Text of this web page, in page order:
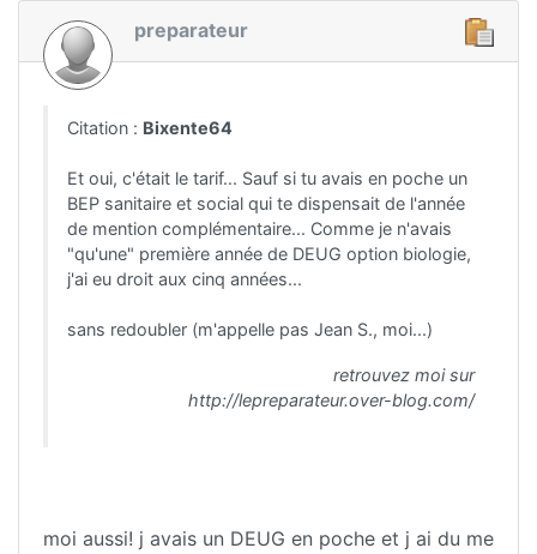
preparateur
Citation : Bixente64
Et oui, c'était le tarif... Sauf si tu avais en poche un
BEP sanitaire et social qui te dispensait de l'année
de mention complémentaire... Comme je n'avais
"qu'une" première année de DEUG option biologie,
j'ai eu droit aux cinq années...
sans redoubler (m'appelle pas Jean S., moi...)
retrouvez moi sur
http://lepreparateur.over-blog.com/
moi aussi! j avais un DEUG en poche et j ai du me